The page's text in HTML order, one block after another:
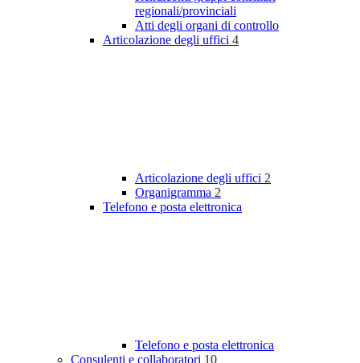
regionali/provinciali
Atti degli organi di controllo
Articolazione degli uffici 4
Articolazione degli uffici 2
Organigramma 2
Telefono e posta elettronica
Telefono e posta elettronica
Consulenti e collaboratori 10